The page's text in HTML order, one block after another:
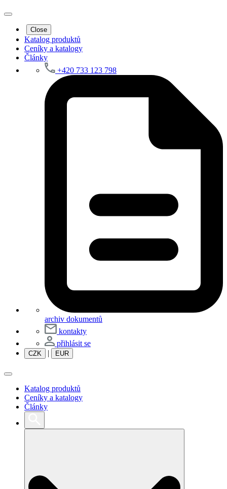
Close
Katalog produktů
Ceníky a katalogy
Články
+420 733 123 798
archiv dokumentů
kontakty
přihlásit se
CZK | EUR
Katalog produktů
Ceníky a katalogy
Články
Search